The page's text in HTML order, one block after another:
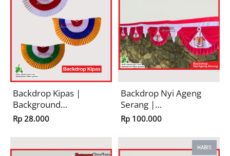
Backdrop Kipas |
Background
Risplang Merah
Putih Panjang
Dekorasi
Kemerdekaan HUT
Rp 28.000
Backdrop Nyi Ageng
Serang |
Background
Risplang Merah
Putih Panjang
Garuda Dekorasi
Rp 100.000
HABIS